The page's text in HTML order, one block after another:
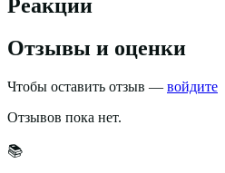
Реакции
Отзывы и оценки
Чтобы оставить отзыв — войдите
Отзывов пока нет.
📚